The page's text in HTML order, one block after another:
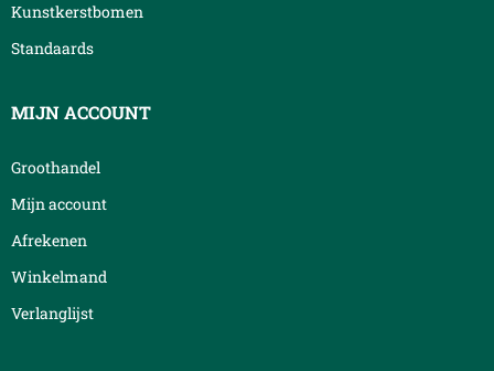
Kunstkerstbomen
Standaards
MIJN ACCOUNT
Groothandel
Mijn account
Afrekenen
Winkelmand
Verlanglijst